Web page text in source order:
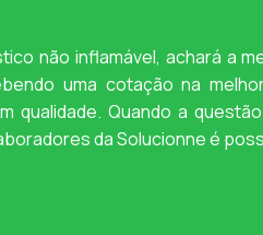
não inflamável, achará a
uma cotação na
qualidade. Quando a
da Solucionne é